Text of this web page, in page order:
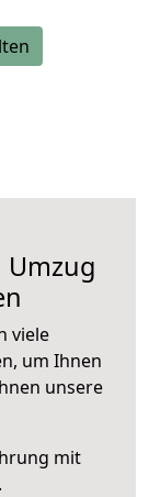
viele
um Ihnen
unsere
mit